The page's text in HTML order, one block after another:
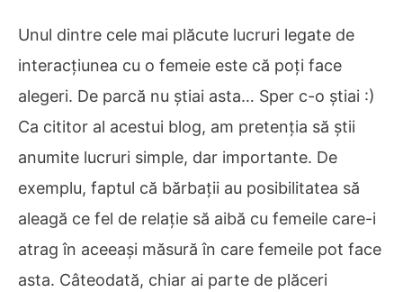
Unul dintre cele mai plăcute lucruri legate de
interacțiunea cu o femeie este că poți face
alegeri. De parcă nu știai asta… Sper c-o știai :)
Ca cititor al acestui blog, am pretenția să știi
anumite lucruri simple, dar importante. De
exemplu, faptul că bărbații au posibilitatea să
aleagă ce fel de relație să aibă cu femeile care-i
atrag în aceeași măsură în care femeile pot face
asta. Câteodată, chiar ai parte de plăceri